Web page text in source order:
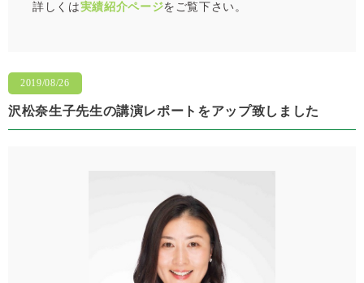
詳しくは実績紹介ページをご覧下さい。
沢松奈生子先生の講演レポートをアップ致しました
2019/08/26